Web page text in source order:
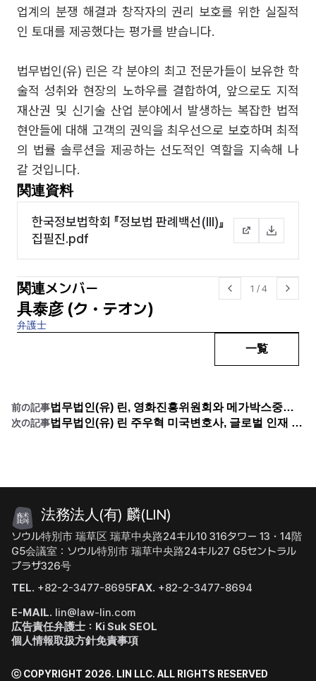
업계의 분쟁 해결과 창작자의 권리 보호를 위한 실질적
인 토대를 제공했다는 평가를 받습니다.
법무법인(유) 린은 각 분야의 최고 전문가들이 보유한 학
술적 성취와 현장의 노하우를 결합하여, 앞으로도 지적
재산권 및 신기술 산업 분야에서 발생하는 복잡한 법적
현안들에 대해 고객의 권익을 최우선으로 보호하며 최적
의 법률 솔루션을 제공하는 선도적인 역할을 지속해 나
갈 것입니다.
関連資料
한국정보법학회 『정보법 판례백선(III)』
집필진.pdf
関連メンバー 1 / 4
具泰彦 (ク・テオン)
弁護士
一覧
前の記事 법무법인(유) 린, 영화진흥위원회와 메가박스중앙 회생절차 대응 설명회 개최
次の記事 법무법인(유) 린 주우혁 미국변호사, 글로벌 인재 이동과 지식재산권 초청 세미나 성료
法務法人(有) 麟(LIN)
ソウル特別市 瑞草区 瑞草中央路24キル10 316タワー 13・14階
G5会議室：ソウル特別市 瑞草中央路24キル27 G5セントラル
プラザ326号
TEL. +82-2-3477-8695FAX. +82-2-3477-8694
E-MAIL. lin@law-lin.com
広告責任弁護士：Ki Suk SEOL
個人情報取扱方針免責事項
ⓒ COPYRIGHT 2026. LIN LLC. ALL RIGHTS RESERVED